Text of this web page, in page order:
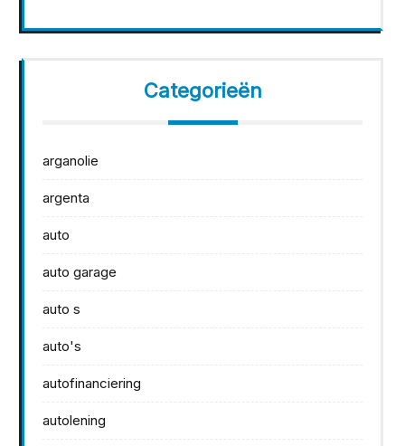
Categorieën
arganolie
argenta
auto
auto garage
auto s
auto's
autofinanciering
autolening